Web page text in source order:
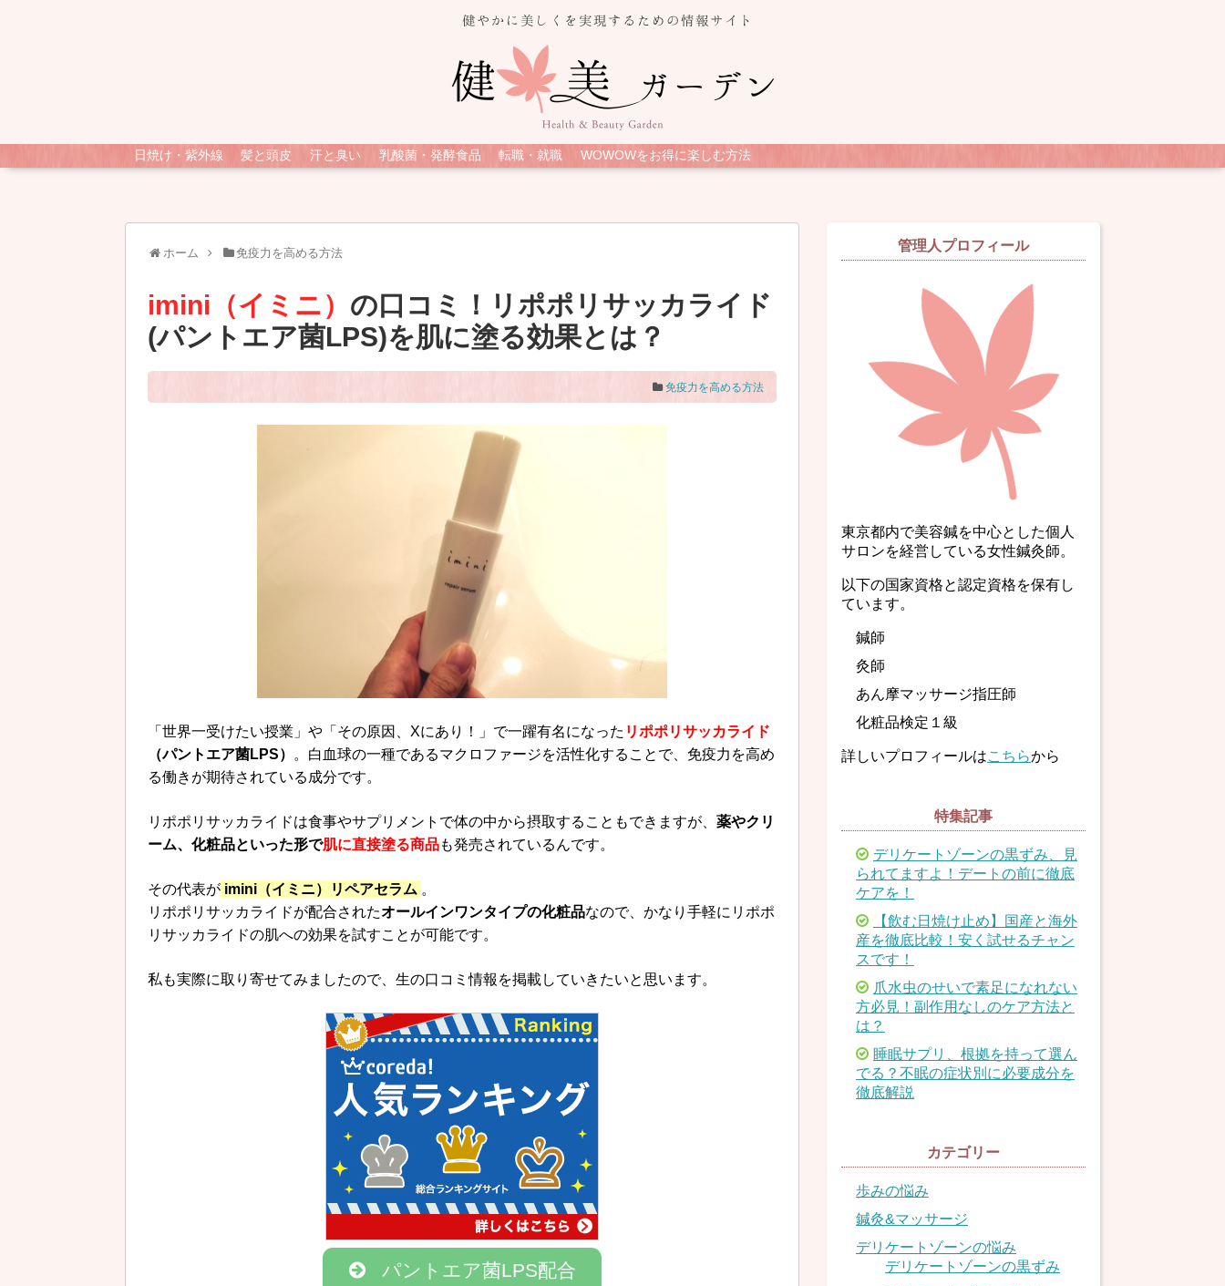
日焼け・紫外線 髪と頭皮 汗と臭い 乳酸菌・発酵食品 転職・就職 WOWOWをお得に楽しむ方法
ホーム 免疫力を高める方法
imini（イミニ） の口コミ！リポポリサッカライド
(パントエア菌LPS)を肌に塗る効果とは？
免疫力を高める方法
「世界一受けたい授業」や「その原因、Xにあり！」で一躍有名になった リポポリサッカライド
（パントエア菌LPS）
。白血球の一種であるマクロファージを活性化することで、免疫力を高め
る働きが期待されている成分です。
リポポリサッカライドは食事やサプリメントで体の中から摂取することもできますが、 薬やクリ
ーム、化粧品といった形で肌に直接塗る商品も発売されているんです。
その代表が imini（イミニ）リペアセラム 。
リポポリサッカライドが配合されたオールインワンタイプの化粧品なので、かなり手軽にリポポ
リサッカライドの肌への効果を試すことが可能です。
私も実際に取り寄せてみましたので、生の口コミ情報を掲載していきたいと思います。
パントエア菌LPS配合
管理人プロフィール
東京都内で美容鍼を中心とした個人
サロンを経営している女性鍼灸師。
以下の国家資格と認定資格を保有し
ています。
鍼師
灸師
あん摩マッサージ指圧師
化粧品検定１級
詳しいプロフィールはこちらから
特集記事
デリケートゾーンの黒ずみ、見
られてますよ！デートの前に徹底
ケアを！
【飲む日焼け止め】国産と海外
産を徹底比較！安く試せるチャン
スです！
爪水虫のせいで素足になれない
方必見！副作用なしのケア方法と
は？
睡眠サプリ、根拠を持って選ん
でる？不眠の症状別に必要成分を
徹底解説
カテゴリー
歩みの悩み
鍼灸&マッサージ
デリケートゾーンの悩み
デリケートゾーンの黒ずみ